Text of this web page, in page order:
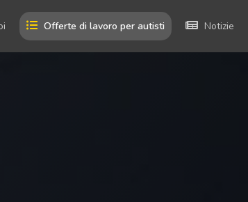
Offerte di lavoro per autisti Notizie